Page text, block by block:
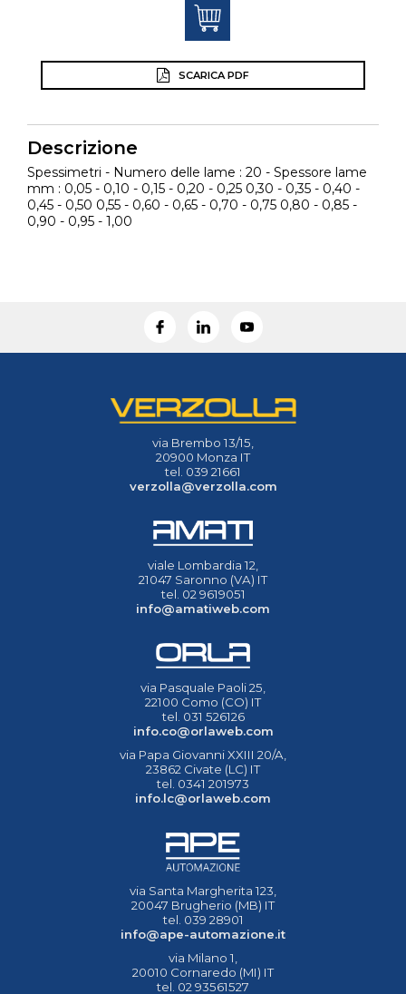
SCARICA PDF
Descrizione
Spessimetri - Numero delle lame : 20 - Spessore lame
mm : 0,05 - 0,10 - 0,15 - 0,20 - 0,25 0,30 - 0,35 - 0,40 -
0,45 - 0,50 0,55 - 0,60 - 0,65 - 0,70 - 0,75 0,80 - 0,85 -
0,90 - 0,95 - 1,00
via Brembo 13/15,
20900 Monza IT
tel. 039 21661
verzolla@verzolla.com
viale Lombardia 12,
21047 Saronno (VA) IT
tel. 02 9619051
info@amatiweb.com
via Pasquale Paoli 25,
22100 Como (CO) IT
tel. 031 526126
info.co@orlaweb.com
via Papa Giovanni XXIII 20/A,
23862 Civate (LC) IT
tel. 0341 201973
info.lc@orlaweb.com
via Santa Margherita 123,
20047 Brugherio (MB) IT
tel. 039 28901
info@ape-automazione.it
via Milano 1,
20010 Cornaredo (MI) IT
tel. 02 93561527